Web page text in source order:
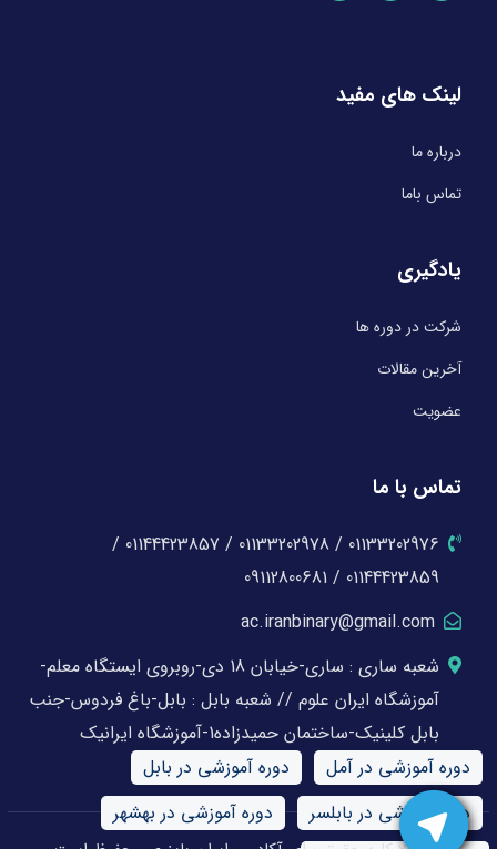
لینک های مفید
درباره ما
تماس باما
یادگیری
شرکت در دوره ها
آخرین مقالات
عضویت
تماس با ما
01133202976 / 01133202978 / 01144423857 /
01144423859 / 09112800681
ac.iranbinary@gmail.com
شعبه ساری : ساری-خیابان 18 دی-روبروی ایستگاه معلم-
آموزشگاه ایران علوم // شعبه بابل : بابل-باغ فردوس-جنب
بابل کلینیک-ساختمان حمیدزاده1-آموزشگاه ایرانیک
دوره آموزشی در آمل
دوره آموزشی در بابل
دوره آموزشی در بابلسر
دوره آموزشی در بهشهر